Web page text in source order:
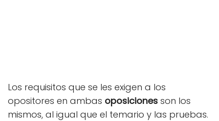
Los requisitos que se les exigen a los
opositores en ambas oposiciones son los
mismos, al igual que el temario y las pruebas.